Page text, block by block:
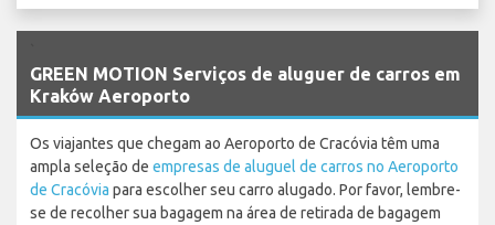
GREEN MOTION Serviços de aluguer de carros em
Kraków Aeroporto
Os viajantes que chegam ao Aeroporto de Cracóvia têm uma
ampla seleção de empresas de aluguel de carros no Aeroporto
de Cracóvia para escolher seu carro alugado. Por favor, lembre-
se de recolher sua bagagem na área de retirada de bagagem